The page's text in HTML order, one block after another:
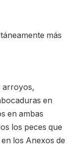
más
arroyos,
en
en ambas
los peces que
los Anexos de